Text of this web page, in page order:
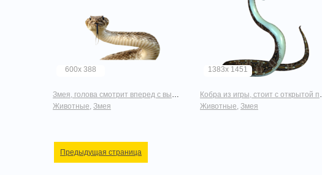
600x 388
Змея, голова смотрит вперед с высунутум языком
Животные, Змея
1383x 1451
Кобра из игры, стоит с открытой пасть, нарисованная
Животные, Змея
Предыдущая страница